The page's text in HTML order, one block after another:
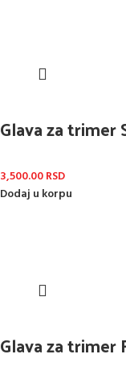
Glava za trimer
3,500.00RSD
Dodaj u korpu
Glava za trimer